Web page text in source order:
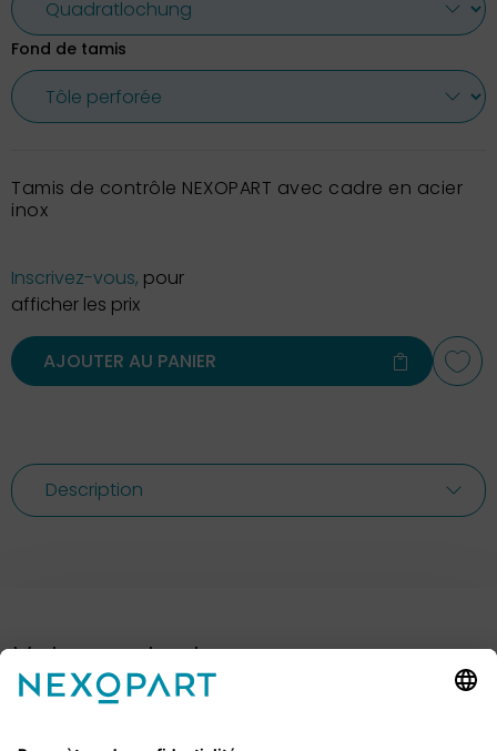
Fond de tamis
Tamis de contrôle NEXOPART avec cadre en acier
inox
Inscrivez-vous, pour
afficher les prix
AJOUTER AU PANIER
Description
Votre contact avec nous.
Avez-vous des questions ? Alors sil vous plaît